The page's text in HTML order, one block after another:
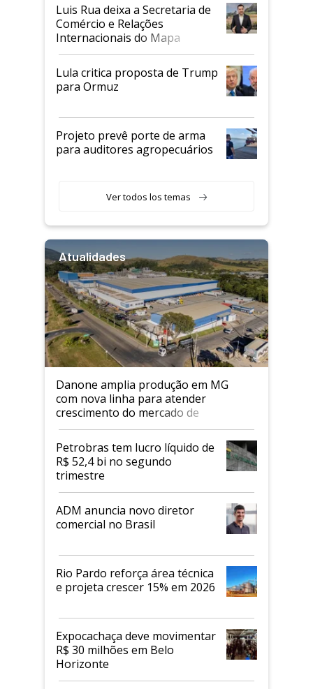
Luis Rua deixa a Secretaria de
Comércio e Relações
Internacionais do Mapa
Lula critica proposta de Trump
para Ormuz
Projeto prevê porte de arma
para auditores agropecuários
Ver todos los temas
Atualidades
Danone amplia produção em MG
com nova linha para atender
crescimento do mercado de
alimentos proteicos
Petrobras tem lucro líquido de
R$ 52,4 bi no segundo
trimestre
ADM anuncia novo diretor
comercial no Brasil
Rio Pardo reforça área técnica
e projeta crescer 15% em 2026
Expocachaça deve movimentar
R$ 30 milhões em Belo
Horizonte